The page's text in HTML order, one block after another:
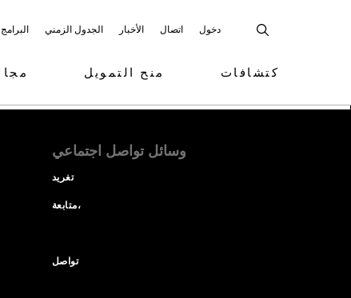
الجدول الزمني الأخبار اتصال دخول
منح التمويل كتشافات
وسائل تواصل اجتماعي
تغريد
متابعة،
تواصل